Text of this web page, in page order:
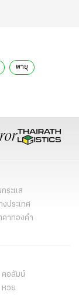
พายุ
กระแส
งประเทศ
คาทองคำ
คอลัมน์
หวย